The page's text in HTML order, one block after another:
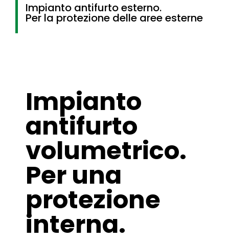
Impianto antifurto esterno.
Per la protezione delle aree esterne
Impianto
antifurto
volumetrico.
Per una
protezione
interna.